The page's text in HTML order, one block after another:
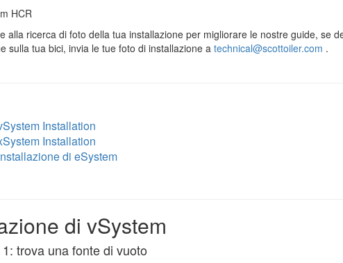
HCR
alla ricerca di foto della tua installazione per migliorare le nostre guide, se
sulla tua bici, invia le tue foto di installazione a technical@scottoiler.com .
Installation
Installation
di eSystem
di vSystem
trova una fonte di vuoto